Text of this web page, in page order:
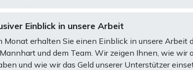
Einblick in unsere Arbeit
Monat erhalten Sie einen Einblick in unsere Arbeit
und dem Team. Wir zeigen Ihnen, wie wir
und wie wir das Geld unserer Unterstützer